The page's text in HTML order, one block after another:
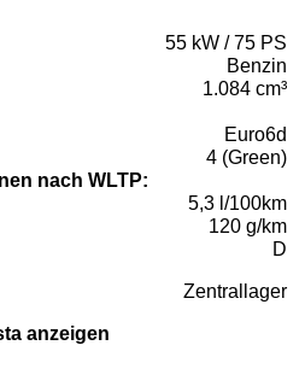
55 kW / 75 PS
Benzin
1.084 cm³
Euro6d
4 (Green)
nach WLTP:
5,3 l/100km
120 g/km
D
Zentrallager
anzeigen